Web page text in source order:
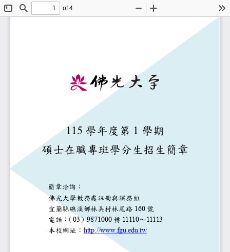
ToggleFind
of 4
Zoom
115 學年度第
1 學期
碩士在職專班學分生招生簡
簡章洽詢：
佛光大學教務處註冊與課務組
宜蘭縣礁溪鄉林美村林尾路
160號
電話：
（03）9871000
轉 1111
0～1111
3
本校網址：http://www.fgu.edu.tw